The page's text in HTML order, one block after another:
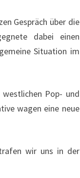
Gespräch über die
dabei einen
Situation im
Pop- und
wagen eine neue
wir uns in der